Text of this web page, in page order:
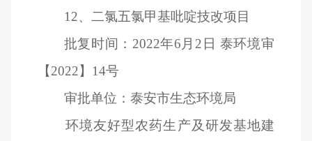
12、二氯五氯甲基吡啶技改项目
批复时间：2022年6月2日 泰环境审
【2022】14号
审批单位：泰安市生态环境局
环境友好型农药生产及研发基地建